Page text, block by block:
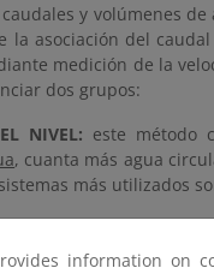
y volúmenes
la asociación del
medición de la
dos grupos:
NIVEL: este método
, cuanta más agua
más utilizados
de presión.information on